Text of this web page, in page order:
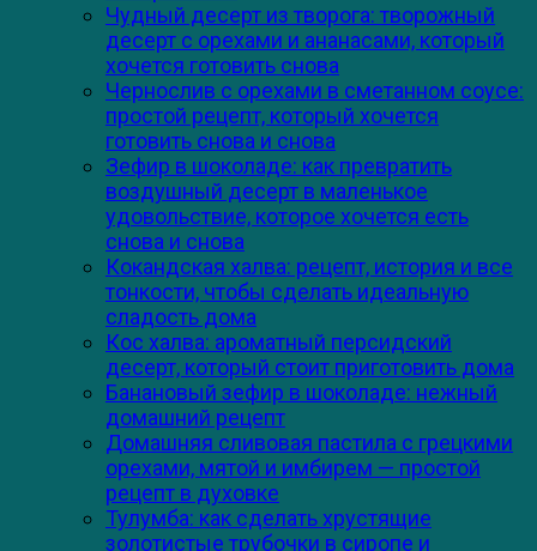
Чудный десерт из творога: творожный
десерт с орехами и ананасами, который
хочется готовить снова
Чернослив с орехами в сметанном соусе:
простой рецепт, который хочется
готовить снова и снова
Зефир в шоколаде: как превратить
воздушный десерт в маленькое
удовольствие, которое хочется есть
снова и снова
Кокандская халва: рецепт, история и все
тонкости, чтобы сделать идеальную
сладость дома
Кос халва: ароматный персидский
десерт, который стоит приготовить дома
Банановый зефир в шоколаде: нежный
домашний рецепт
Домашняя сливовая пастила с грецкими
орехами, мятой и имбирем — простой
рецепт в духовке
Тулумба: как сделать хрустящие
золотистые трубочки в сиропе и